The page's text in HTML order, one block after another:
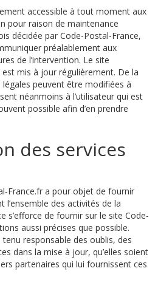
accessible à tout moment aux
pour raison de maintenance
décidée par Code-Postal-France,
préalablement aux
de l’intervention. Le site
mis à jour régulièrement. De la
peuvent être modifiées à
néanmoins à l’utilisateur qui est
possible afin d’en prendre
des services
France.fr a pour objet de fournir
des activités de la
s’efforce de fournir sur le site Code-
aussi précises que possible.
responsable des oublis, des
dans la mise à jour, qu’elles soient
partenaires qui lui fournissent ces